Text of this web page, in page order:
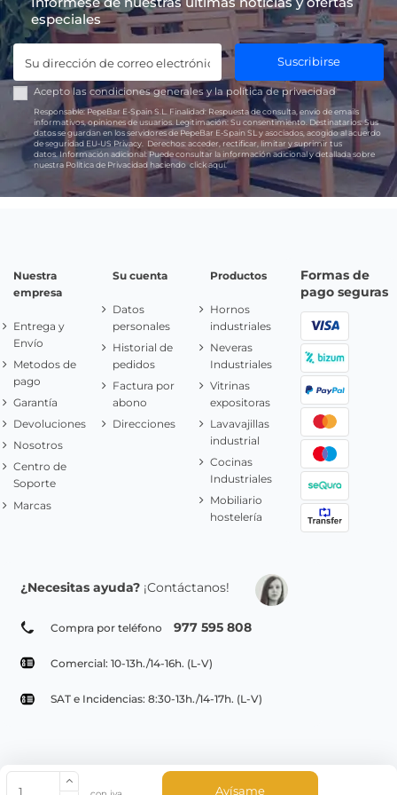
Avísame
especiales
Suscribirse
Acepto las condiciones generales y lapolítica de privacidad
Responsable:PepeBar E-Spain S.L. Finalidad: Respuesta de consulta, envío de emails
informativos, opiniones de usuarios. Legitimación: Su consentimiento. Destinatarios:Sus
datos se guardan en los servidores de PepeBar E-Spain SL y asociados, acogido al acuerdo
de seguridad EU-US Privacy.
Derechos: acceder, rectificar, limitar y suprimir tus
datos.Información adicional:Puede consultar la información adicional y detallada sobre
nuestra Política de Privacidad haciendoclick aquí.
Nuestra
empresa
Entrega y
Envío
Metodos de
pago
Garantía
Devoluciones
Nosotros
Centro de
Soporte
Marcas
Su cuenta
Datos
personales
Historial de
pedidos
Factura por
abono
Direcciones
Productos
Hornos
industriales
Neveras
Industriales
Vitrinas
expositoras
Lavavajillas
industrial
Cocinas
Industriales
Mobiliario
hostelería
Formas de
pago seguras
¿Necesitas ayuda? ¡Contáctanos!
Compra por teléfono 977 595 808
Comercial: 10-13h./14-16h. (L-V)
SAT e Incidencias: 8:30-13h./14-17h. (L-V)
© Copyright 2022 PepeBar.com |
Aviso legal y